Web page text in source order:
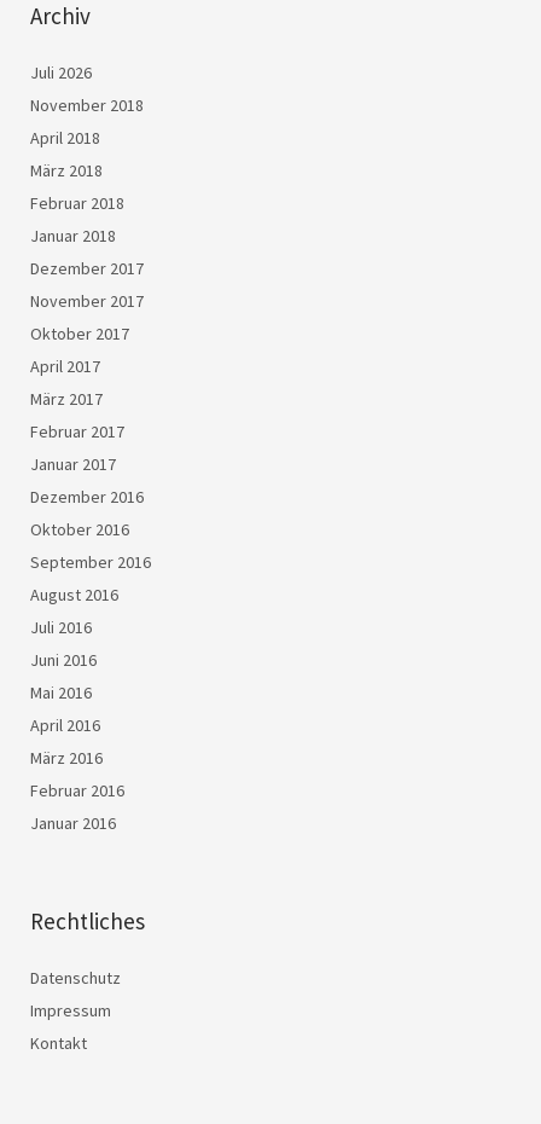
Archiv
Juli 2026
November 2018
April 2018
März 2018
Februar 2018
Januar 2018
Dezember 2017
November 2017
Oktober 2017
April 2017
März 2017
Februar 2017
Januar 2017
Dezember 2016
Oktober 2016
September 2016
August 2016
Juli 2016
Juni 2016
Mai 2016
April 2016
März 2016
Februar 2016
Januar 2016
Rechtliches
Datenschutz
Impressum
Kontakt